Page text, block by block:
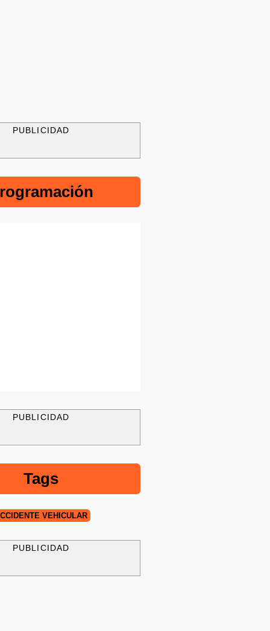
PUBLICIDAD
PUBLICIDAD
Tags
VEHICULAR
PUBLICIDAD